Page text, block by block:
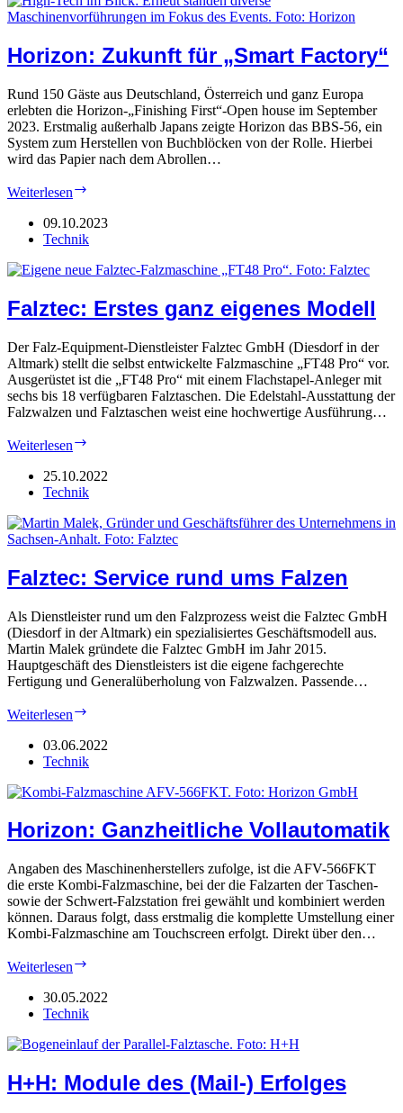
Horizon: Zukunft für „Smart Factory“
Rund 150 Gäste aus Deutschland, Österreich und ganz Europa
erlebten die Horizon-„Finishing First“-Open house im September
2023. Erstmalig außerhalb Japans zeigte Horizon das BBS-56, ein
System zum Herstellen von Buchblöcken von der Rolle. Hierbei
wird das Papier nach dem Abrollen…
Weiterlesen
für
„Smart
09.10.2023
Technik
Falztec: Erstes ganz eigenes Modell
Der Falz-Equipment-Dienstleister Falztec GmbH (Diesdorf in der
Altmark) stellt die selbst entwickelte Falzmaschine „FT48 Pro“ vor.
Ausgerüstet ist die „FT48 Pro“ mit einem Flachstapel-Anleger mit
sechs bis 18 verfügbaren Falztaschen. Die Edelstahl-Ausstattung der
Falzwalzen und Falztaschen weist eine hochwertige Ausführung…
Weiterlesen
ganz
eigenes
25.10.2022
Technik
Falztec: Service rund ums Falzen
Als Dienstleister rund um den Falzprozess weist die Falztec GmbH
(Diesdorf in der Altmark) ein spezialisiertes Geschäftsmodell aus.
Martin Malek gründete die Falztec GmbH im Jahr 2015.
Hauptgeschäft des Dienstleisters ist die eigene fachgerechte
Fertigung und Generalüberholung von Falzwalzen. Passende…
Weiterlesen
rund
ums
03.06.2022
Technik
Horizon: Ganzheitliche Vollautomatik
Angaben des Maschinenherstellers zufolge, ist die AFV-566FKT
die erste Kombi-Falzmaschine, bei der die Falzarten der Taschen-
sowie der Schwert-Falzstation frei gewählt und kombiniert werden
können. Daraus folgt, dass erstmalig die komplette Umstellung einer
Kombi-Falzmaschine am Touchscreen erfolgt. Direkt über den…
Weiterlesen
Vollautomatik
30.05.2022
Technik
H+H: Module des (Mail-) Erfolges